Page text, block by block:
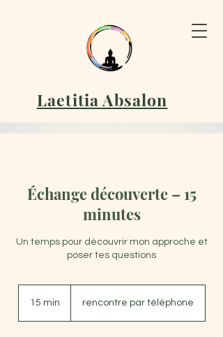
Laetitia Absalon
Échange découverte – 15
minutes
Un temps pour découvrir mon approche et
poser tes questions
15 min rencontre par téléphone